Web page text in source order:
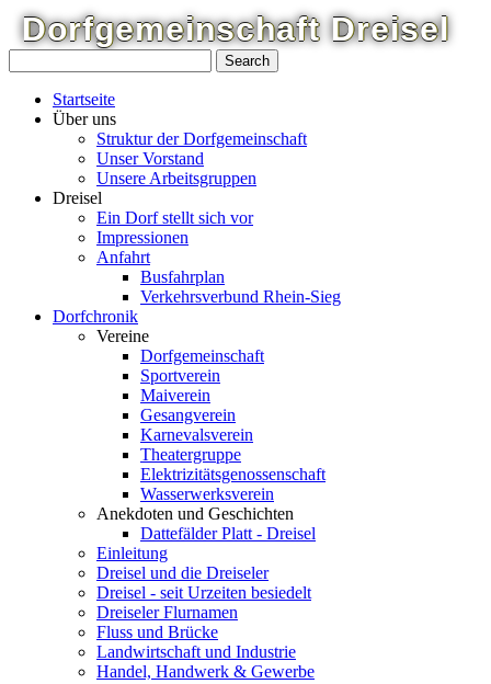
Dorfgemeinschaft Dreisel
Startseite
Über uns
Struktur der Dorfgemeinschaft
Unser Vorstand
Unsere Arbeitsgruppen
Dreisel
Ein Dorf stellt sich vor
Impressionen
Anfahrt
Busfahrplan
Verkehrsverbund Rhein-Sieg
Dorfchronik
Vereine
Dorfgemeinschaft
Sportverein
Maiverein
Gesangverein
Karnevalsverein
Theatergruppe
Elektrizitätsgenossenschaft
Wasserwerksverein
Anekdoten und Geschichten
Dattefälder Platt - Dreisel
Einleitung
Dreisel und die Dreiseler
Dreisel - seit Urzeiten besiedelt
Dreiseler Flurnamen
Fluss und Brücke
Landwirtschaft und Industrie
Handel, Handwerk & Gewerbe